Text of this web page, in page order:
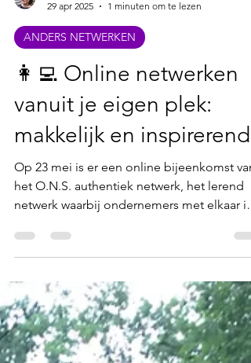
Ann Poleunis
29 apr 2025
1 minuten om te lezen
ANDERS NETWERKEN
👩‍💻 Online netwerken
vanuit je eigen plek:
makkelijk en inspirerend!
Op 23 mei is er een online bijeenkomst van
netwerk waarbij ondernemers met elkaar in
gesprek gaan. Het is een laagdrempelig
in break-out rooms verdeeld worden en
elkaar leren kennen. Zo'n netwerkevent
wordt altijd voorafgegaan met een aantal
tips & tricks die toepasbaar zijn voor